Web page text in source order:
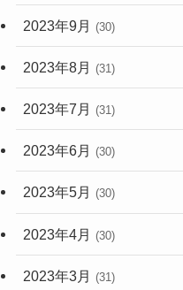
2023年9月 (30)
2023年8月 (31)
2023年7月 (31)
2023年6月 (30)
2023年5月 (30)
2023年4月 (30)
2023年3月 (31)